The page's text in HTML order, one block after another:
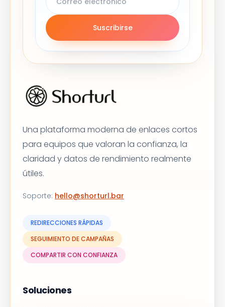
Suscribirse
Una plataforma moderna de enlaces cortos
para equipos que valoran la confianza, la
claridad y datos de rendimiento realmente
útiles.
Soporte: hello@shorturl.bar
REDIRECCIONES RÁPIDAS
SEGUIMIENTO DE CAMPAÑAS
COMPARTIR CON CONFIANZA
Soluciones